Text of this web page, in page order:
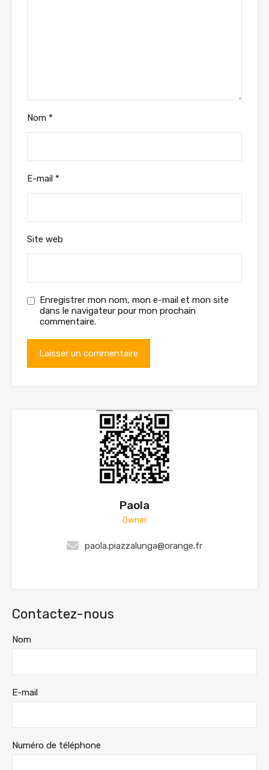
Nom *
E-mail *
Site web
Enregistrer mon nom, mon e-mail et mon site
dans le navigateur pour mon prochain
commentaire.
Paola
Owner
paola.piazzalunga@orange.fr
Contactez-nous
Nom
E-mail
Numéro de téléphone